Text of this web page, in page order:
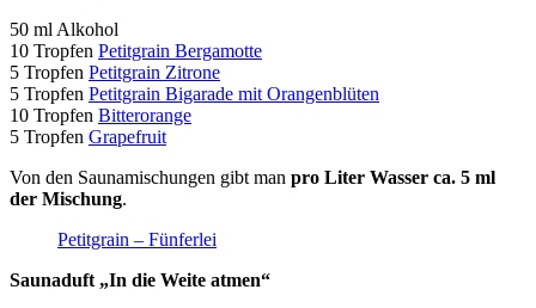
50 ml Alkohol
10 Tropfen Petitgrain Bergamotte
5 Tropfen Petitgrain Zitrone
5 Tropfen Petitgrain Bigarade mit Orangenblüten
10 Tropfen Bitterorange
5 Tropfen Grapefruit
Von den Saunamischungen gibt man pro Liter Wasser ca. 5 ml
der Mischung.
Petitgrain – Fünferlei
Saunaduft „In die Weite atmen“